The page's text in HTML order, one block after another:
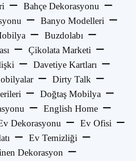
Bahçe Dekorasyonu
Banyo Modelleri
Buzdolabı
Çikolata Marketi
Davetiye Kartları
Dirty Talk
Doğtaş Mobilya
English Home
Dekorasyonu
Ev Ofisi
Ev Temizliği
Dekorasyon